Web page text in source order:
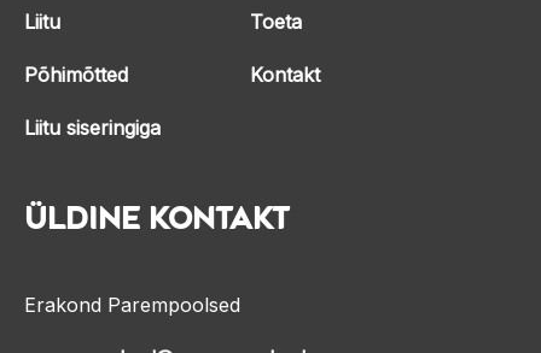
Liitu
Põhimõtted
Liitu siseringiga
Toeta
Kontakt
Üldine kontakt
Erakond Parempoolsed